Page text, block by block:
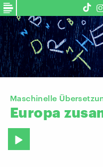
Maschinelle
Europa